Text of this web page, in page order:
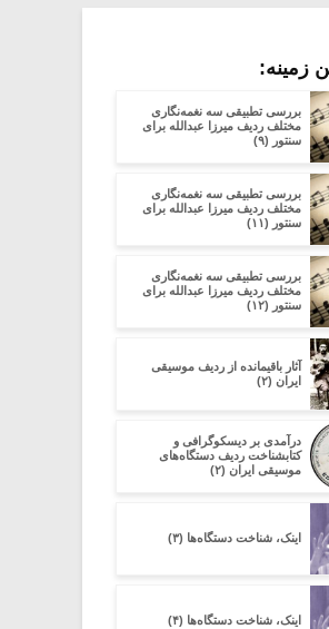
زمینه:
بررسی تطبیقی سه نغمه‌نگاری
مختلف ردیف میرزا عبدالله برای
سنتور (۹)
بررسی تطبیقی سه نغمه‌نگاری
مختلف ردیف میرزا عبدالله برای
سنتور (۱۱)
بررسی تطبیقی سه نغمه‌نگاری
مختلف ردیف میرزا عبدالله برای
سنتور (۱۲)
آثار باقیمانده از ردیف موسیقی
ایران (۲)
در‌آمدی بر دیسکوگرافی و
کتابشناخت ردیف دستگاه‌های
موسیقی ایران (۲)
اینک، شناخت دستگاه‌ها (۳)
اینک، شناخت دستگاه‌ها (۴)